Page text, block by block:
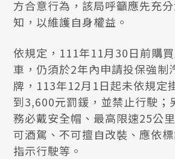
方合意行為，該局呼籲應先充
知，以維護自身權益。
依規定，111年11月30日前購
車，仍須於2年內申請投保強制
牌，113年12月1日起未依規定
到3,600元罰鍰，並禁止行駛；
務必戴安全帽、最高限速25公
可酒駕、不可擅自改裝、應依
指示行駛等。